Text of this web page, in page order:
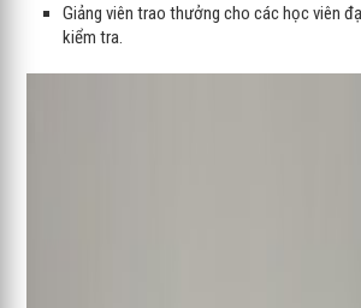
Giảng viên trao thưởng cho các học viên
kiểm tra.